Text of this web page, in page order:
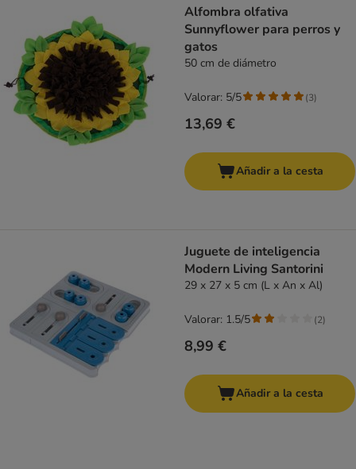
Alfombra olfativa
Sunnyflower para perros y
gatos
50 cm de diámetro
13,69 €
Valorar: 5/5 (3)
Añadir a la cesta
Juguete de inteligencia
Modern Living Santorini
29 x 27 x 5 cm (L x An x Al)
8,99 €
Valorar: 1.5/5 (2)
Añadir a la cesta